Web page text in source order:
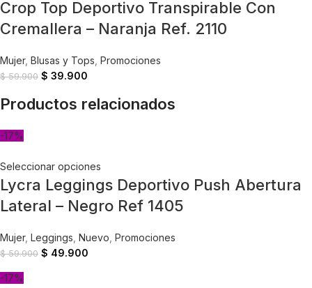
Crop Top Deportivo Transpirable Con
Cremallera – Naranja Ref. 2110
Mujer, Blusas y Tops Promociones
$59.900 $ 39.900
Productos relacionados
-17%
Seleccionar opciones
Lycra Leggings Deportivo Push Abertura
Lateral – Negro Ref 1405
Mujer, Leggings Nuevo Promociones
$59.900 $ 49.900
-17%